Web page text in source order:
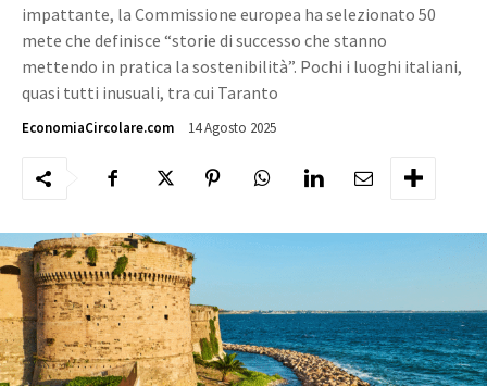
impattante, la Commissione europea ha selezionato 50
mete che definisce “storie di successo che stanno
mettendo in pratica la sostenibilità”. Pochi i luoghi italiani,
quasi tutti inusuali, tra cui Taranto
EconomiaCircolare.com 14 Agosto 2025